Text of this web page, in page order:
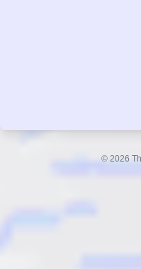
© 2026